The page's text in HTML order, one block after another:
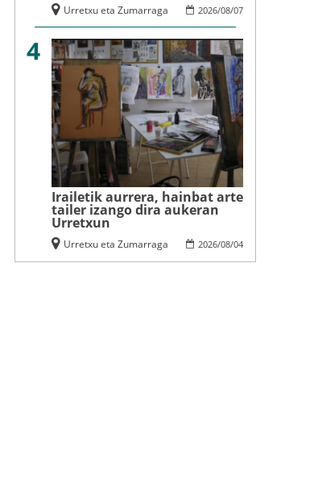
2026/08/07
Urretxu eta Zumarraga
4
Irailetik aurrera, hainbat arte
tailer izango dira aukeran
Urretxun
2026/08/04
Urretxu eta Zumarraga